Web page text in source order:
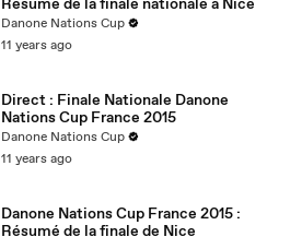
Résumé de la finale nationale à Nice
Danone Nations Cup
11 years ago
Direct : Finale Nationale Danone
Nations Cup France 2015
Danone Nations Cup
11 years ago
Danone Nations Cup France 2015 :
Résumé de la finale de Nice